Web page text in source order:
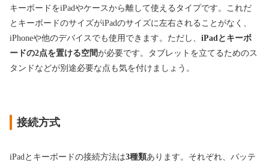
キーボードをiPadやケースから離して使えるタイプです。これだ
とキーボードのサイズがiPadのサイズに左右されることがなく、
iPhoneや他のデバイスでも使用できます。ただし、 iPadとキーボ
ードの2点を置ける空間が必要です。タブレットを立てるためのス
タンドなどが別途必要な点も気を付けましょう。
接続方式
iPadとキーボードの接続方法は3種類あります。それぞれ、バッテ